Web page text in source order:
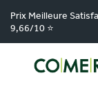
Prix Meilleure
9,66/10 ⭐
Comera Cuisines >
Réalisations >